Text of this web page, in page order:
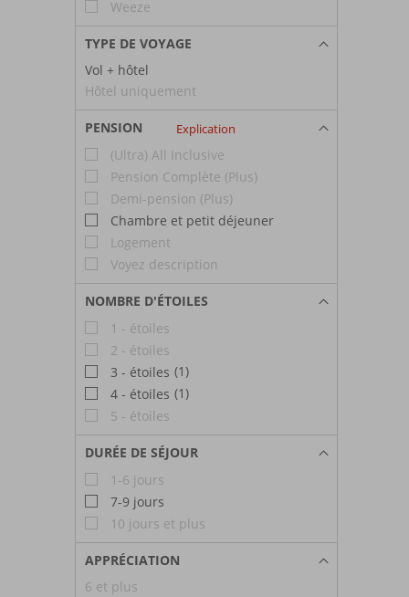
Weeze
TYPE DE VOYAGE
Vol + hôtel
Hôtel uniquement
PENSION Explication
(Ultra) All Inclusive
Pension Complète (Plus)
Demi-pension (Plus)
Chambre et petit déjeuner
Logement
Voyez description
NOMBRE D'ÉTOILES
1 - étoiles
2 - étoiles
3 - étoiles (1)
4 - étoiles (1)
5 - étoiles
DURÉE DE SÉJOUR
1-6 jours
7-9 jours
10 jours et plus
APPRÉCIATION
6 et plus